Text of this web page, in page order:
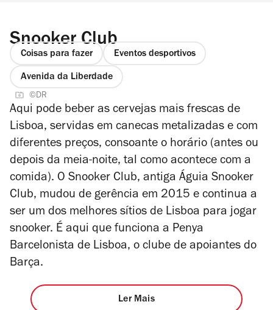
Snooker Club
Coisas para fazer Eventos desportivos
Avenida da Liberdade
©DR
Aqui pode beber as cervejas mais frescas de
Lisboa, servidas em canecas metalizadas e com
diferentes preços, consoante o horário (antes ou
depois da meia-noite, tal como acontece com a
comida). O Snooker Club, antiga Águia Snooker
Club, mudou de gerência em 2015 e continua a
ser um dos melhores sítios de Lisboa para jogar
snooker. É aqui que funciona a Penya
Barcelonista de Lisboa, o clube de apoiantes do
Barça.
Ler Mais